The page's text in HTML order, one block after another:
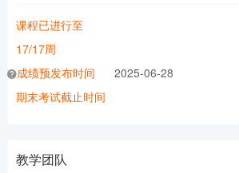
课程已进行至
17/17周
成绩预发布时间
2025-06-28
期末考试截止时间
教学团队